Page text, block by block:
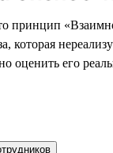
принцип
которая
оценить его